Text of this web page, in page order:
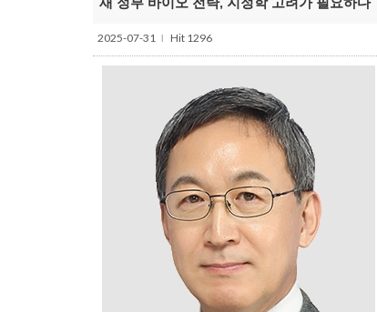
2025-07-31 Hit 1296